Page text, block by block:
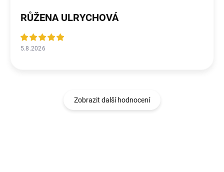
RŮŽENA ULRYCHOVÁ
5.8.2026
Zobrazit další hodnocení